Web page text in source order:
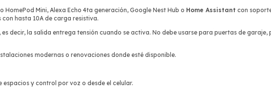
Mini, Alexa Echo 4ta generación, Google Nest Hub o Home Assistant con
hasta 10A de carga resistiva.
, es decir, la salida entrega tensión cuando se activa. No debe usarse para puertas de
modernas o renovaciones donde esté disponible.
y control por voz o desde el celular.